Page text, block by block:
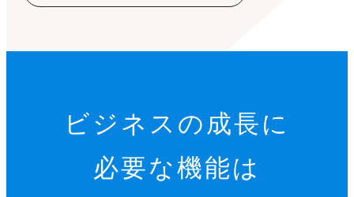
ビジネスの成長に
必要な機能は